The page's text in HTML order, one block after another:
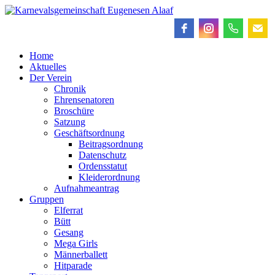
Home
Aktuelles
Der Verein
Chronik
Ehrensenatoren
Broschüre
Satzung
Geschäftsordnung
Beitragsordnung
Datenschutz
Ordensstatut
Kleiderordnung
Aufnahmeantrag
Gruppen
Elferrat
Bütt
Gesang
Mega Girls
Männerballett
Hitparade